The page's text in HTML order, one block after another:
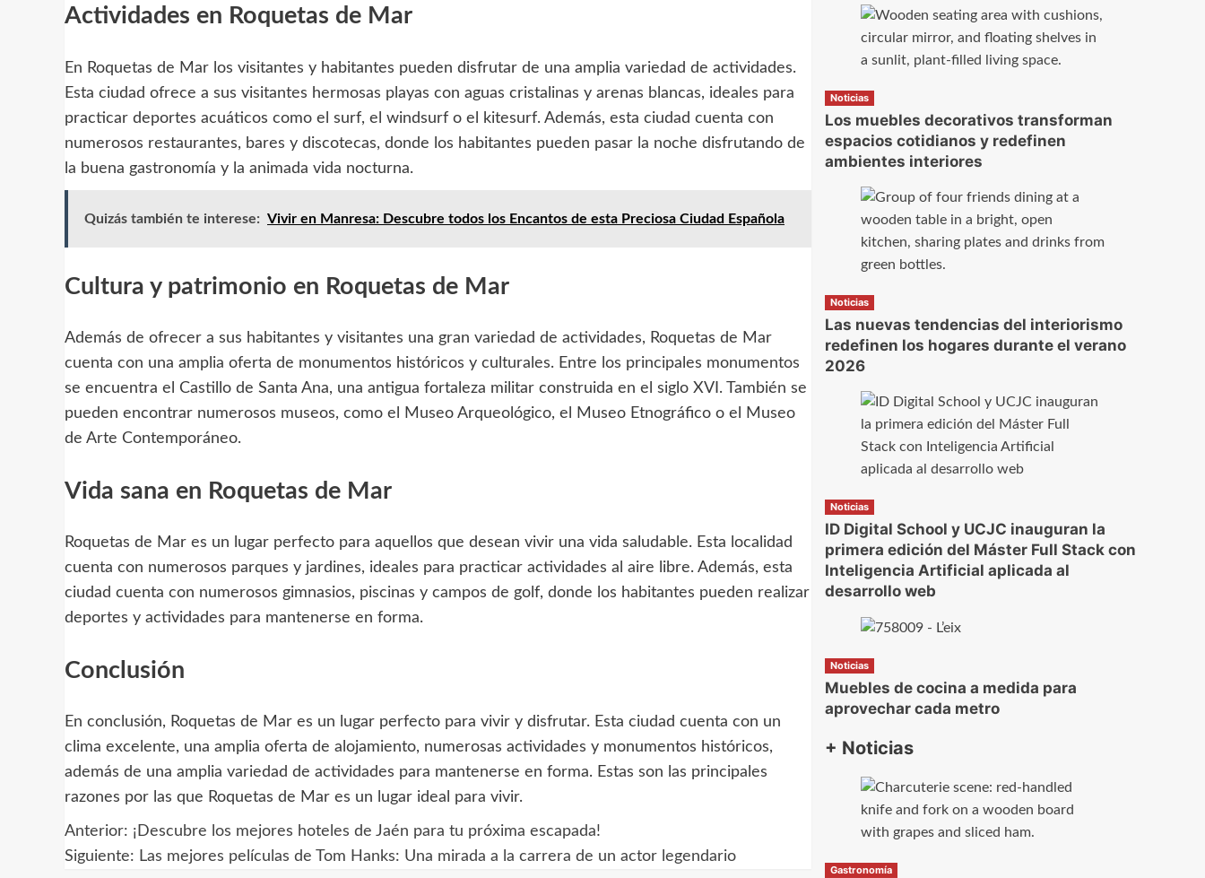
Actividades en Roquetas de Mar
En Roquetas de Mar los visitantes y habitantes pueden disfrutar de una amplia variedad de actividades.
Esta ciudad ofrece a sus visitantes hermosas playas con aguas cristalinas y arenas blancas, ideales para
practicar deportes acuáticos como el surf, el windsurf o el kitesurf. Además, esta ciudad cuenta con
numerosos restaurantes, bares y discotecas, donde los habitantes pueden pasar la noche disfrutando de
la buena gastronomía y la animada vida nocturna.
Quizás también te interese: Vivir en Manresa: Descubre todos los Encantos de esta Preciosa Ciudad Española
Cultura y patrimonio en Roquetas de Mar
Además de ofrecer a sus habitantes y visitantes una gran variedad de actividades, Roquetas de Mar
cuenta con una amplia oferta de monumentos históricos y culturales. Entre los principales monumentos
se encuentra el Castillo de Santa Ana, una antigua fortaleza militar construida en el siglo XVI. También se
pueden encontrar numerosos museos, como el Museo Arqueológico, el Museo Etnográfico o el Museo
de Arte Contemporáneo.
Vida sana en Roquetas de Mar
Roquetas de Mar es un lugar perfecto para aquellos que desean vivir una vida saludable. Esta localidad
cuenta con numerosos parques y jardines, ideales para practicar actividades al aire libre. Además, esta
ciudad cuenta con numerosos gimnasios, piscinas y campos de golf, donde los habitantes pueden realizar
deportes y actividades para mantenerse en forma.
Conclusión
En conclusión, Roquetas de Mar es un lugar perfecto para vivir y disfrutar. Esta ciudad cuenta con un
clima excelente, una amplia oferta de alojamiento, numerosas actividades y monumentos históricos,
además de una amplia variedad de actividades para mantenerse en forma. Estas son las principales
razones por las que Roquetas de Mar es un lugar ideal para vivir.
Navegación
Anterior: ¡Descubre los mejores hoteles de Jaén para tu próxima escapada!
Siguiente: Las mejores películas de Tom Hanks: Una mirada a la carrera de un actor legendario
Noticias
Los muebles decorativos transforman
espacios cotidianos y redefinen
ambientes interiores
Noticias
Las nuevas tendencias del interiorismo
redefinen los hogares durante el verano
2026
Noticias
ID Digital School y UCJC inauguran la
primera edición del Máster Full Stack con
Inteligencia Artificial aplicada al
desarrollo web
Noticias
Muebles de cocina a medida para
aprovechar cada metro
+ Noticias
Gastronomía